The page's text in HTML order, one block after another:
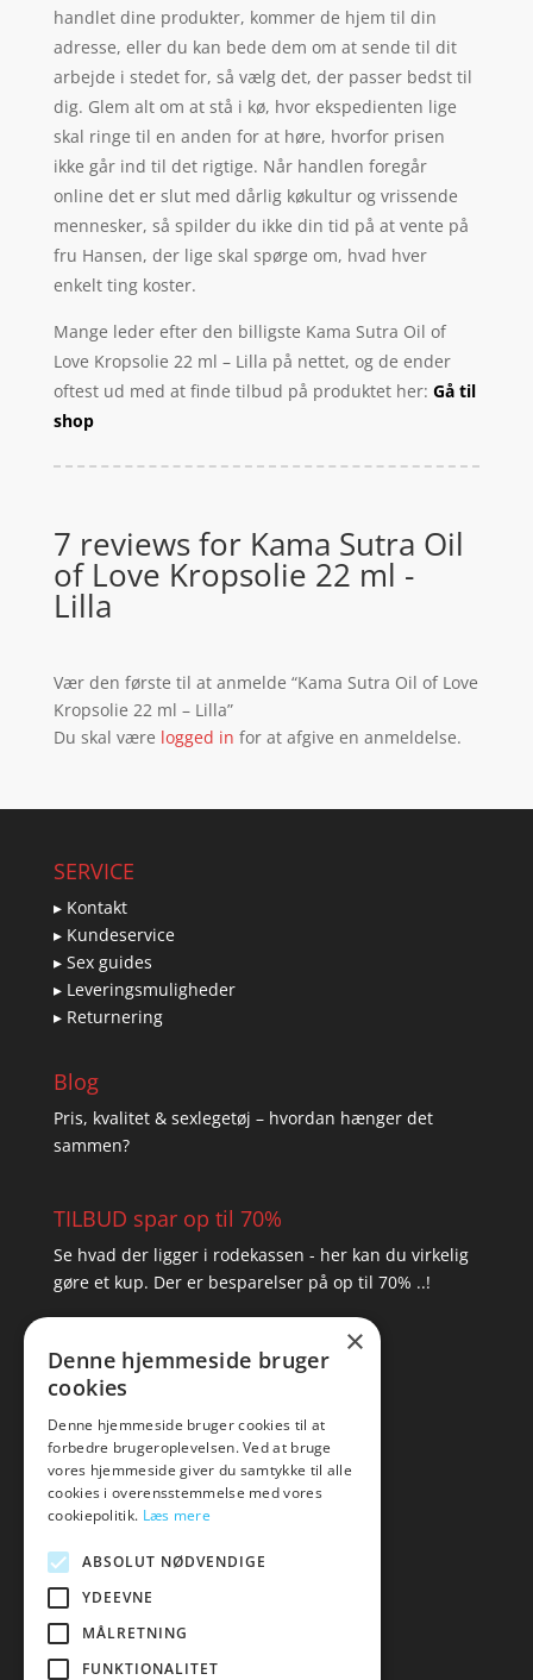
handlet dine produkter, kommer de hjem til din
adresse, eller du kan bede dem om at sende til dit
arbejde i stedet for, så vælg det, der passer bedst til
dig. Glem alt om at stå i kø, hvor ekspedienten lige
skal ringe til en anden for at høre, hvorfor prisen
ikke går ind til det rigtige. Når handlen foregår
online det er slut med dårlig køkultur og vrissende
mennesker, så spilder du ikke din tid på at vente på
fru Hansen, der lige skal spørge om, hvad hver
enkelt ting koster.
Mange leder efter den billigste Kama Sutra Oil of
Love Kropsolie 22 ml – Lilla på nettet, og de ender
oftest ud med at finde tilbud på produktet her: Gå til
shop
7 reviews for Kama Sutra Oil
of Love Kropsolie 22 ml -
Lilla
Vær den første til at anmelde “Kama Sutra Oil of Love
Kropsolie 22 ml – Lilla”
Du skal være logged in for at afgive en anmeldelse.
SERVICE
▸ Kontakt
▸ Kundeservice
▸ Sex guides
▸ Leveringsmuligheder
▸ Returnering
Blog
Pris, kvalitet & sexlegetøj – hvordan hænger det
sammen?
TILBUD spar op til 70%
Se hvad der ligger i rodekassen - her kan du virkelig
gøre et kup. Der er besparelser på op til 70% ..!
Tlf: 7876 8672
Mail: hej@amare.dk
×
Denne hjemmeside bruger
cookies
Denne hjemmeside bruger cookies til at
forbedre brugeroplevelsen. Ved at bruge
vores hjemmeside giver du samtykke til alle
cookies i overensstemmelse med vores
cookiepolitik. Læs mere
ABSOLUT NØDVENDIGE
YDEEVNE
MÅLRETNING
FUNKTIONALITET